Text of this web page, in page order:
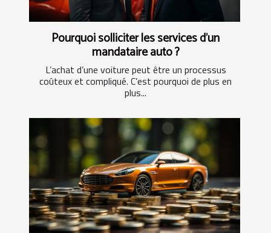
Pourquoi solliciter les services d’un
mandataire auto ?
L’achat d’une voiture peut être un processus
coûteux et compliqué. C’est pourquoi de plus en
plus...